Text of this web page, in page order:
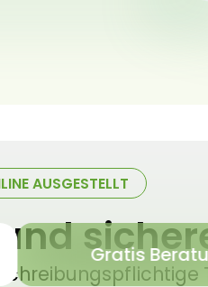
AUSGESTELLT
Gratis